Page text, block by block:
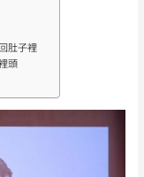
肚子裡
頭